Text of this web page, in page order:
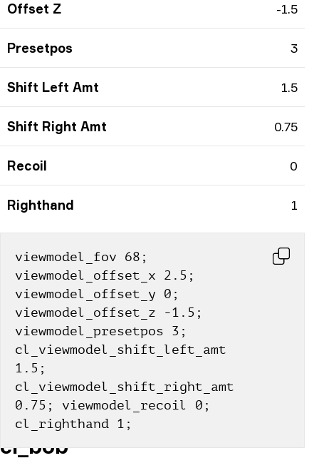
Offset Z -1.5
Presetpos 3
Shift Left Amt 1.5
Shift Right Amt 0.75
Recoil 0
Righthand 1
viewmodel_fov 68;
viewmodel_offset_x 2.5;
viewmodel_offset_y 0;
viewmodel_offset_z -1.5;
viewmodel_presetpos 3;
cl_viewmodel_shift_left_amt
1.5;
cl_viewmodel_shift_right_amt
0.75; viewmodel_recoil 0;
cl_righthand 1;
cl_bob